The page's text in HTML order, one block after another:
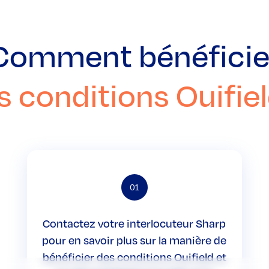
conditions
01
Contactez votre interlocuteur Sharp
pour en savoir plus sur la manière de
bénéficier des conditions Ouifield et